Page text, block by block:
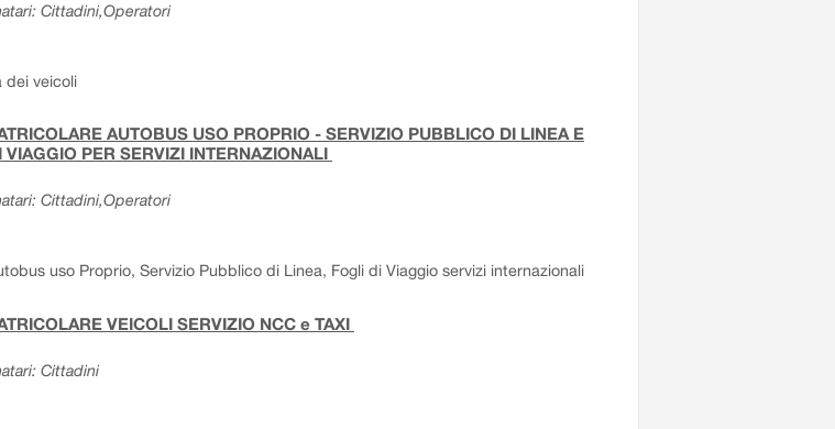
Cittadini,Operatori
dei veicoli
AUTOBUS USO PROPRIO - SERVIZIO PUBBLICO DI LINEA E
VIAGGIO PER SERVIZI INTERNAZIONALI
Cittadini,Operatori
uso Proprio, Servizio Pubblico di Linea, Fogli di Viaggio servizi internazionali
VEICOLI SERVIZIO NCC e TAXI
Cittadini